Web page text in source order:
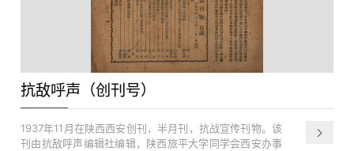
抗敌呼声（创刊号）
1937年11月在陕西西安创刊，半月刊，抗战宣传刊物。该
刊由抗敌呼声编辑社编辑，陕西旅平大学同学会西安办事